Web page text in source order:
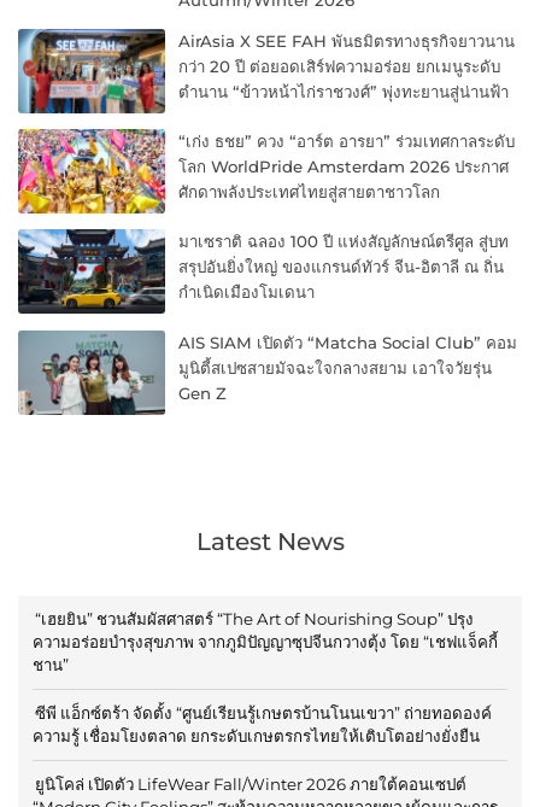
AirAsia X SEE FAH พันธมิตรทางธุรกิจยาวนาน
กว่า 20 ปี ต่อยอดเสิร์ฟความอร่อย ยกเมนูระดับ
ตำนาน “ข้าวหน้าไก่ราชวงศ์” พุ่งทะยานสู่น่านฟ้า
“เก่ง ธชย” ควง “อาร์ต อารยา” ร่วมเทศกาลระดับ
โลก WorldPride Amsterdam 2026 ประกาศ
ศักดาพลังประเทศไทยสู่สายตาชาวโลก
มาเซราติ ฉลอง 100 ปี แห่งสัญลักษณ์ตรีศูล สู่บท
สรุปอันยิ่งใหญ่ ของแกรนด์ทัวร์ จีน-อิตาลี ณ ถิ่น
กำเนิดเมืองโมเดนา
AIS SIAM เปิดตัว “Matcha Social Club” คอม
มูนิตี้สเปซสายมัจฉะใจกลางสยาม เอาใจวัยรุ่น
Gen Z
Latest News
“เฮยยิน” ชวนสัมผัสศาสตร์ “The Art of Nourishing Soup” ปรุง
ความอร่อยบำรุงสุขภาพ จากภูมิปัญญาซุปจีนกวางตุ้ง โดย “เชฟแจ็คกี้
ชาน”
ซีพี แอ็กซ์ตร้า จัดตั้ง “ศูนย์เรียนรู้เกษตรบ้านโนนเขวา” ถ่ายทอดองค์
ความรู้ เชื่อมโยงตลาด ยกระดับเกษตรกรไทยให้เติบโตอย่างยั่งยืน
ยูนิโคล่ เปิดตัว LifeWear Fall/Winter 2026 ภายใต้คอนเซปต์